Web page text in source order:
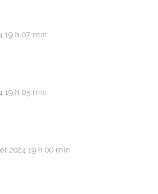
19 h 07 min
19 h 05 min
2024 19 h 00 min